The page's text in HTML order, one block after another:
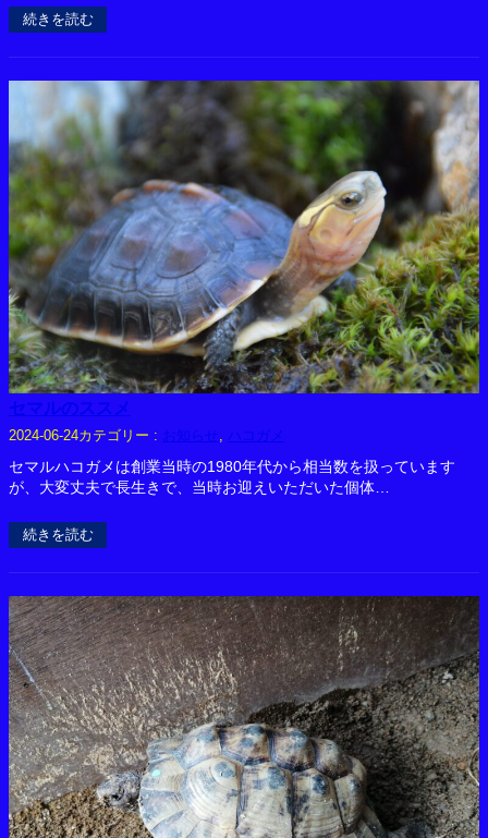
続きを読む
セマルのススメ
2024-06-24カテゴリー : お知らせ ハコガメ
セマルハコガメは創業当時の1980年代から相当数を扱っています
が、大変丈夫で長生きで、当時お迎えいただいた個体…
続きを読む